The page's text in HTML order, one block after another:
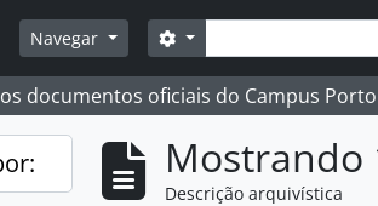
Navegar Buscar
Opções de busca
documentos oficiais do Campus
Mostrando
Descrição arquivística